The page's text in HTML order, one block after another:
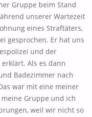
Gruppe beim Stand
unserer Wartezeit
eines Straftäters,
gesprochen. Er hat uns
und der
erklärt. Als es dann
Badezimmer nach
war mit eine meiner
Gruppe und ich
weil wir nicht so